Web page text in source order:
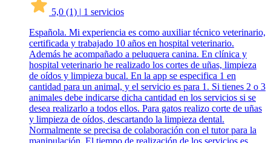
5,0 (1) | 1 servicios
Española. Mi experiencia es como auxiliar técnico veterinario,
certificada y trabajado 10 años en hospital veterinario.
Además he acompañado a peluquera canina. En clínica y
hospital veterinario he realizado los cortes de uñas, limpieza
de oídos y limpieza bucal. En la app se especifica 1 en
cantidad para un animal, y el servicio es para 1. Si tienes 2 o 3
animales debe indicarse dicha cantidad en los servicios si se
desea realizarlo a todos ellos. Para gatos realizo corte de uñas
y limpieza de oídos, descartando la limpieza dental.
Normalmente se precisa de colaboración con el tutor para la